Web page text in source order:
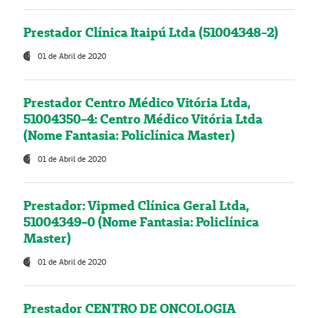
Prestador Clínica Itaipú Ltda (51004348-2)
01 de Abril de 2020
Prestador Centro Médico Vitória Ltda,
51004350-4: Centro Médico Vitória Ltda
(Nome Fantasia: Policlínica Master)
01 de Abril de 2020
Prestador: Vipmed Clínica Geral Ltda,
51004349-0 (Nome Fantasia: Policlínica
Master)
01 de Abril de 2020
Prestador CENTRO DE ONCOLOGIA